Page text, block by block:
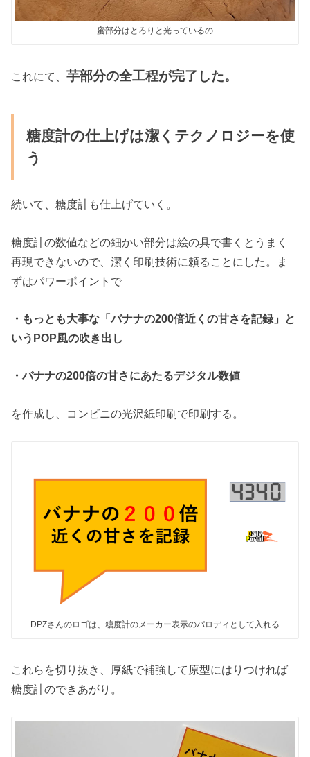
蜜部分はとろりと光っているの
これにて、芋部分の全工程が完了した。
糖度計の仕上げは潔くテクノロジーを使
う
続いて、糖度計も仕上げていく。
糖度計の数値などの細かい部分は絵の具で書くとうまく
再現できないので、潔く印刷技術に頼ることにした。ま
ずはパワーポイントで
・もっとも大事な「バナナの200倍近くの甘さを記録」と
いうPOP風の吹き出し
・バナナの200倍の甘さにあたるデジタル数値
を作成し、コンビニの光沢紙印刷で印刷する。
DPZさんのロゴは、糖度計のメーカー表示のパロディとして入れる
これらを切り抜き、厚紙で補強して原型にはりつければ
糖度計のできあがり。